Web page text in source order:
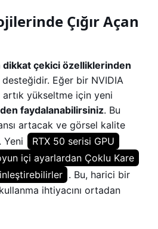
Çığır Açan
dikkat çekici özelliklerinden
desteğidir. Eğer bir NVIDIA
artık yükseltme için yeni
faydalanabilirsiniz. Bu
artacak ve görsel kalite
Yeni
RTX 50 serisi GPU
içi ayarlardan Çoklu Kare
. Bu, harici bir
ihtiyacını ortadan